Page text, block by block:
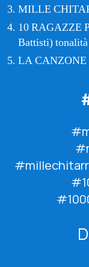
MILLE
10 RAGAZZE
Battisti)
LA CANZONE